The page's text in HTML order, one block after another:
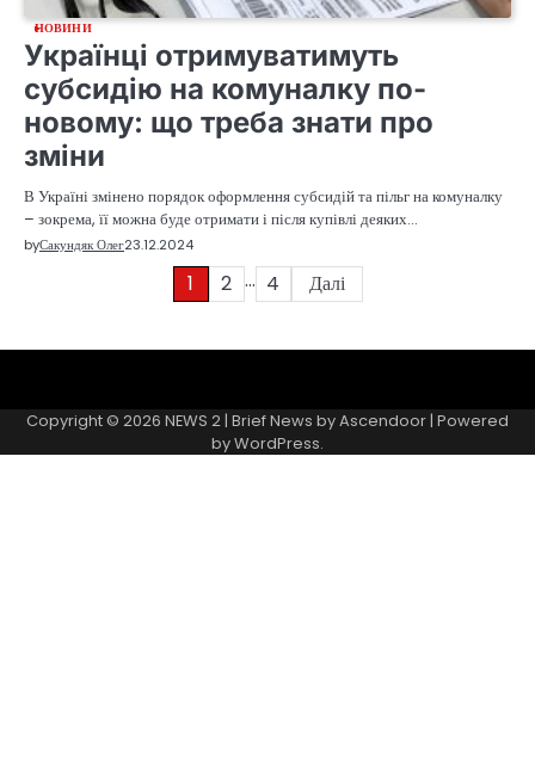
НОВИНИ
Українці отримуватимуть
субсидію на комуналку по-
новому: що треба знати про
зміни
В Україні змінено порядок оформлення субсидій та пільг на комуналку
– зокрема, її можна буде отримати і після купівлі деяких…
byСакундяк Олег23.12.2024
1 2 … 4 Далі
Page
Copyright © 2026 NEWS 2| Brief News byAscendoor| Powered
byWordPress.